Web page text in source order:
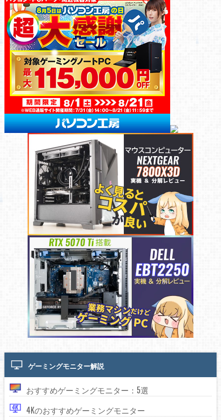
ゲーミングモニター解説
おすすめゲーミングモニター：5選
4Kのおすすめゲーミングモニター